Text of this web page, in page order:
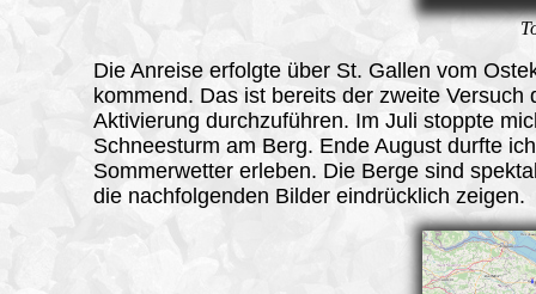
Die Anreise erfolgte über St. Gallen vom
kommend. Das ist bereits der zweite Versuch
Aktivierung durchzuführen. Im Juli stoppte
Schneesturm am Berg. Ende August durfte
Sommerwetter erleben. Die Berge sind
die nachfolgenden Bilder eindrücklich zeigen.